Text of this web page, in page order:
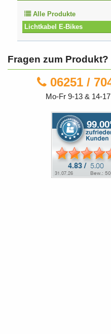
Alle Produkte
Lichtkabel E-Bikes
Fragen zum Produkt?
06251 /
Mo-Fr 9-13 & 14-